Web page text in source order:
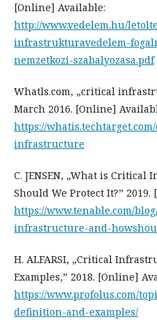
[Online] Available:
http://www.vedelem.hu/
infrastrukturavedelem-
nemzetkozi-szabalyozasa.pdf
Whatls.com, „critical
March 2016. [Online]
https://
infrastructure
C. JENSEN, „What is
Should We Protect It?”
https://www.tenable.com/
infrastructure-and-
H. ALFARSI, „Critical
Examples,” 2018. [Online]
https://www.profolus.com/
definition-and-examples/